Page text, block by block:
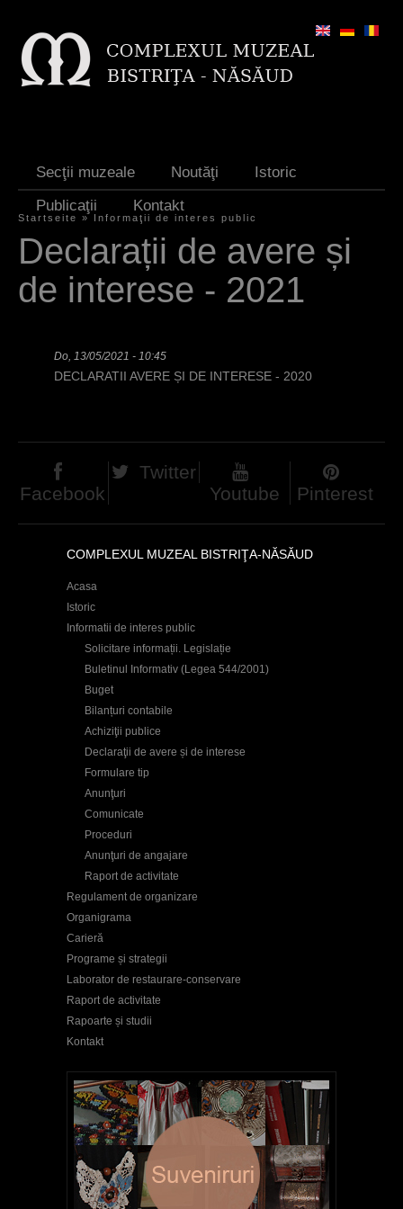
Secţii muzeale Noutăţi
Istoric
Publicaţii
Kontakt
S
e
Startseite » Informaţii de interes public
Declarații de avere și
de interese - 2021
Do, 13/05/2021 - 10:45
DECLARATII AVERE ȘI DE INTERESE - 2020
Facebook
Twitter
Youtube
Pinterest
COMPLEXUL MUZEAL BISTRIŢA-NĂSĂUD
Acasa
Istoric
Informatii de interes public
Solicitare informații. Legislație
Buletinul Informativ (Legea 544/2001)
Buget
Bilanțuri contabile
Achiziţii publice
Declaraţii de avere și de interese
Formulare tip
Anunţuri
Comunicate
Proceduri
Anunţuri de angajare
Raport de activitate
Regulament de organizare
Organigrama
Carieră
Programe și strategii
Laborator de restaurare-conservare
Raport de activitate
Rapoarte și studii
Kontakt